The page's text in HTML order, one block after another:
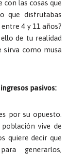
las cosas que
que disfrutabas
4 y 11 años?
de tu realidad
sirva como musa
pasivos:
por su opuesto.
vive de
quiere decir que
generarlos,